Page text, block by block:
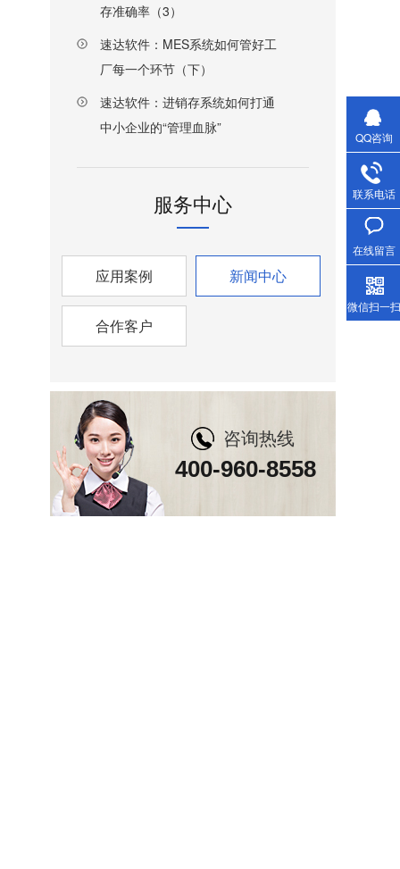
存准确率（3）
速达软件：MES系统如何管好工
厂每一个环节（下）
速达软件：进销存系统如何打通
中小企业的“管理血脉”
服务中心
应用案例 新闻中心
合作客户
咨询热线
400-960-8558
QQ咨询
联系电话
在线留言
微信扫一扫